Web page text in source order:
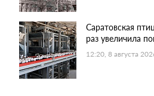
Саратовская
раз увеличила
12:20, 8 августа